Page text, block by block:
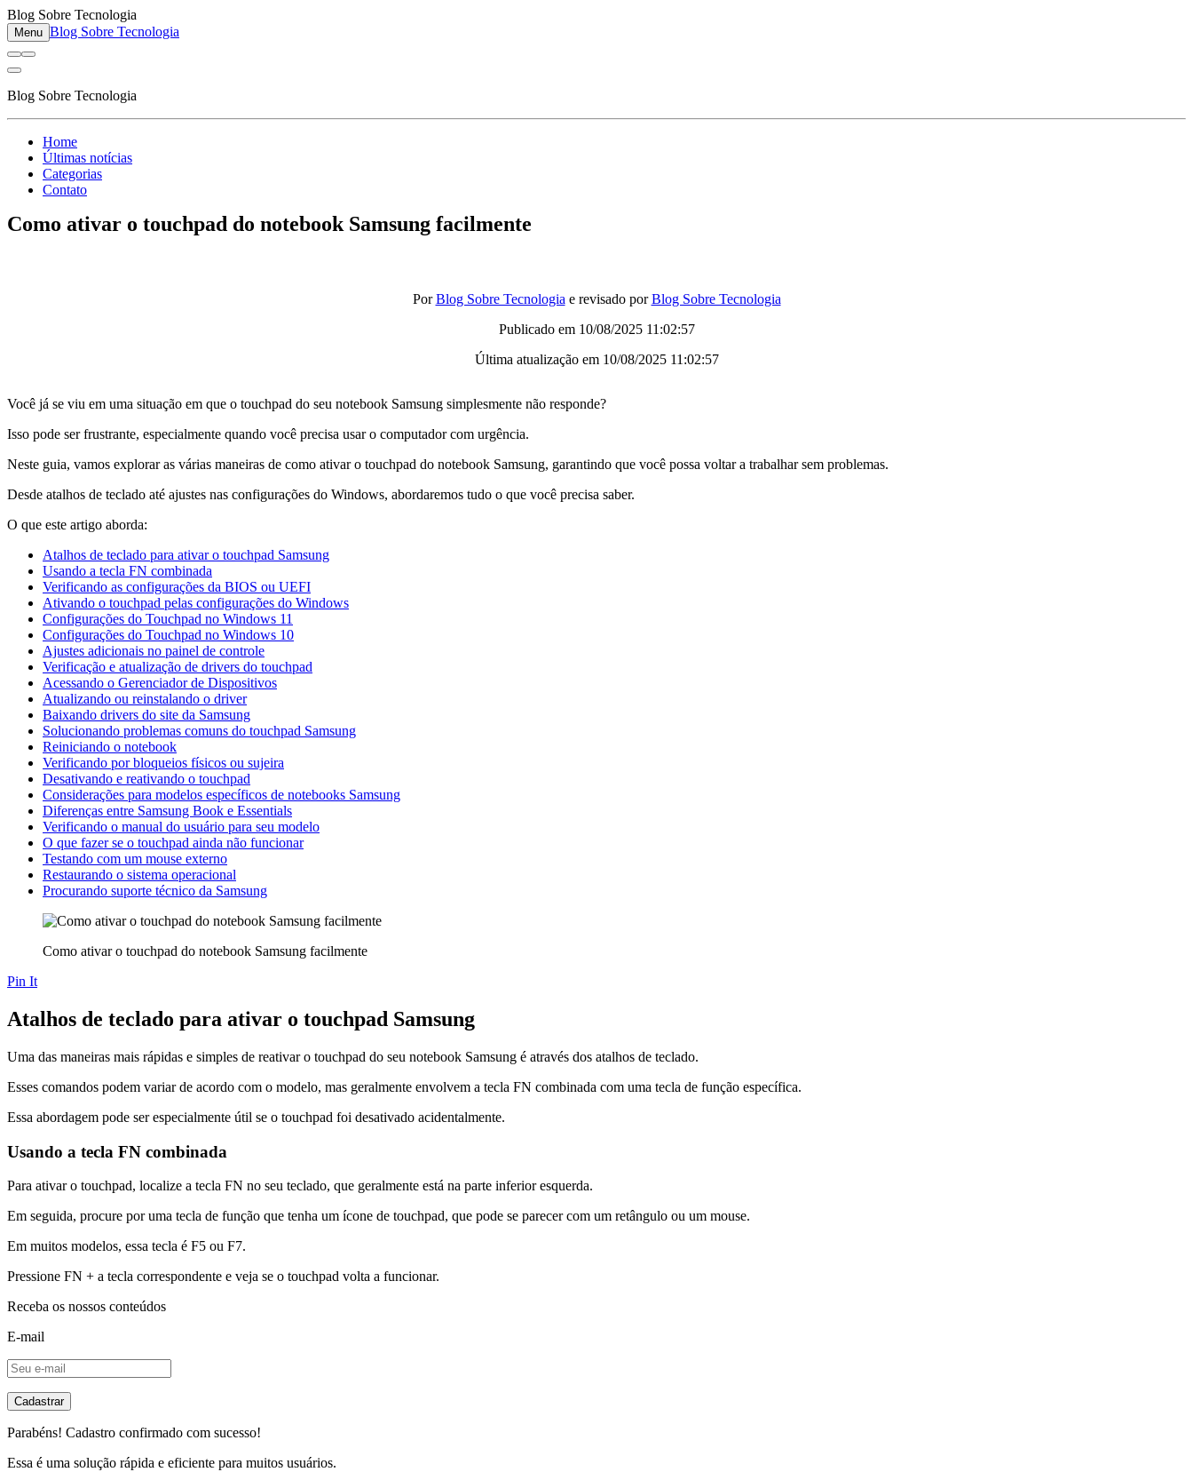
Blog Sobre Tecnologia
Menu Blog Sobre Tecnologia
Blog Sobre Tecnologia
Home
Últimas notícias
Categorias
Contato
Como ativar o touchpad do notebook Samsung facilmente
PorBlog Sobre Tecnologia e revisado porBlog Sobre Tecnologia
Publicado em 10/08/2025 11:02:57
Última atualização em 10/08/2025 11:02:57
Você já se viu em uma situação em que o touchpad do seu notebook Samsung simplesmente não responde?
Isso pode ser frustrante, especialmente quando você precisa usar o computador com urgência.
Neste guia, vamos explorar as várias maneiras de como ativar o touchpad do notebook Samsung, garantindo que você possa voltar a trabalhar sem problemas.
Desde atalhos de teclado até ajustes nas configurações do Windows, abordaremos tudo o que você precisa saber.
O que este artigo aborda:
Atalhos de teclado para ativar o touchpad Samsung
Usando a tecla FN combinada
Verificando as configurações da BIOS ou UEFI
Ativando o touchpad pelas configurações do Windows
Configurações do Touchpad no Windows 11
Configurações do Touchpad no Windows 10
Ajustes adicionais no painel de controle
Verificação e atualização de drivers do touchpad
Acessando o Gerenciador de Dispositivos
Atualizando ou reinstalando o driver
Baixando drivers do site da Samsung
Solucionando problemas comuns do touchpad Samsung
Reiniciando o notebook
Verificando por bloqueios físicos ou sujeira
Desativando e reativando o touchpad
Considerações para modelos específicos de notebooks Samsung
Diferenças entre Samsung Book e Essentials
Verificando o manual do usuário para seu modelo
O que fazer se o touchpad ainda não funcionar
Testando com um mouse externo
Restaurando o sistema operacional
Procurando suporte técnico da Samsung
Como ativar o touchpad do notebook Samsung facilmente
Pin It
Atalhos de teclado para ativar o touchpad Samsung
Uma das maneiras mais rápidas e simples de reativar o touchpad do seu notebook Samsung é através dos atalhos de teclado.
Esses comandos podem variar de acordo com o modelo, mas geralmente envolvem a tecla FN combinada com uma tecla de função específica.
Essa abordagem pode ser especialmente útil se o touchpad foi desativado acidentalmente.
Usando a tecla FN combinada
Para ativar o touchpad, localize a tecla FN no seu teclado, que geralmente está na parte inferior esquerda.
Em seguida, procure por uma tecla de função que tenha um ícone de touchpad, que pode se parecer com um retângulo ou um mouse.
Em muitos modelos, essa tecla é F5 ou F7.
Pressione FN + a tecla correspondente e veja se o touchpad volta a funcionar.
Receba os nossos conteúdos
E-mail
Cadastrar
Parabéns! Cadastro confirmado com sucesso!
Essa é uma solução rápida e eficiente para muitos usuários.